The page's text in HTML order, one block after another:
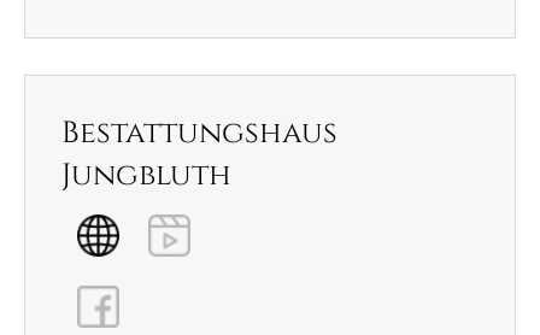
Bestattungshaus
Jungbluth